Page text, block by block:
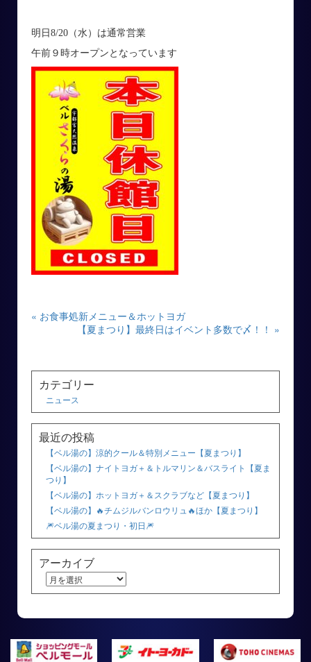
明日8/20（水）は通常営業
午前９時オープンとなっています
« お食事処新メニュー＆ホットヨガ
【夏まつり】最終日はイベント多数で〆！！ »
カテゴリー
ニュース
最近の投稿
【ベル湯の】涼的クール＆特別メニュー【夏まつり】
【ベル湯の】ナイトヨガ＋＆トルマリン＆バスライト【夏ま
つり】
【ベル湯の】ホットヨガ＋＆スクラブなど【夏まつり】
【ベル湯の】🔥チムジルバンロウリュ🔥ほか【夏まつり】
🎆ベル湯の夏まつり・初日🎆
アーカイブ